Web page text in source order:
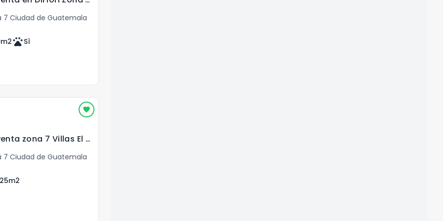
Ciudad de Guatemala
m2petsSì
Apartamento en venta zona 7 Villas El Pedregal
Ciudad de Guatemala
m2